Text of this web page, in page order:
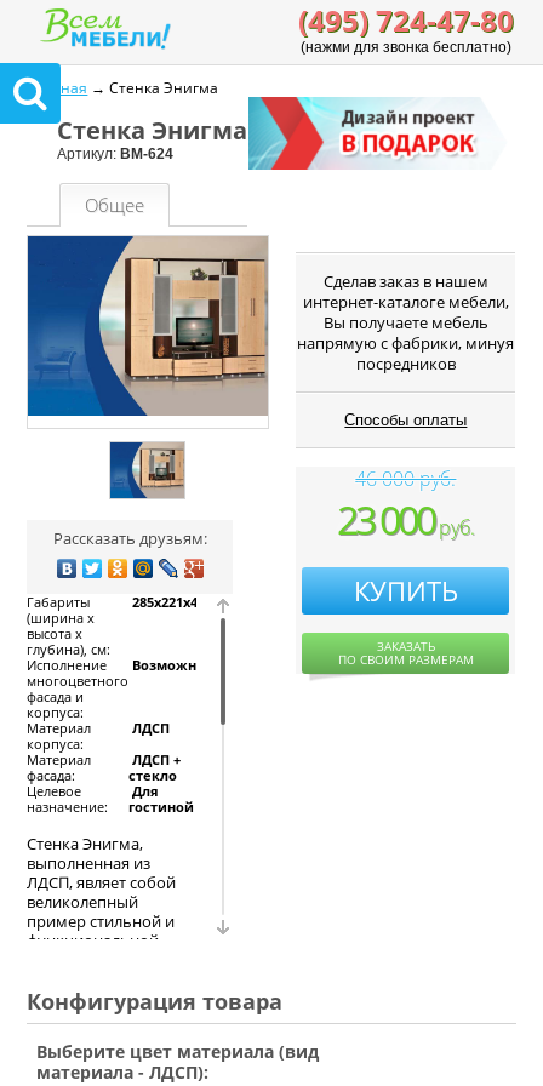
(495) 724-47-80
(нажми для звонка бесплатно)
Главная → Стенка Энигма
Стенка Энигма
Артикул: ВМ-624
Общее
Рассказать друзьям:
Габариты
(ширина х
высота х
глубина), см:
285x221x4555,
Исполнение
многоцветного
фасада и
корпуса:
Возможно
Материал
корпуса:
ЛДСП
Материал
фасада:
ЛДСП +
стекло
Целевое
назначение:
Для
гостиной
Стенка Энигма,
выполненная из
ЛДСП, являет собой
великолепный
пример стильной и
функциональной
предоставляет
покупателю
подобрать тот
вариант исполнения,
Cделав заказ в нашем
интернет-каталоге мебели,
Вы получаете мебель
напрямую с фабрики, минуя
посредников
Способы оплаты
46 000 руб.
23 000руб.
КУПИТЬ
ЗАКАЗАТЬ
ПО СВОИМ РАЗМЕРАМ
Конфигурация товара
Выберите цвет материала (вид
материала - ЛДСП):